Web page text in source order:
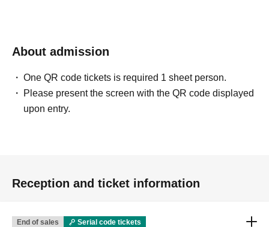
About admission
One QR code tickets is required 1 sheet person.
Please present the screen with the QR code displayed
upon entry.
Reception and ticket information
End of sales Serial code tickets